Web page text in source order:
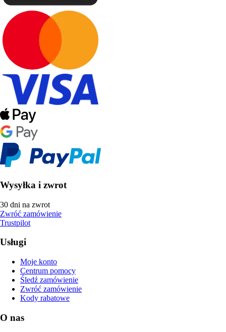
Wysyłka i zwrot
30 dni na zwrot
Zwróć zamówienie
Trustpilot
Usługi
Moje konto
Centrum pomocy
Śledź zamówienie
Zwróć zamówienie
Kody rabatowe
O nas